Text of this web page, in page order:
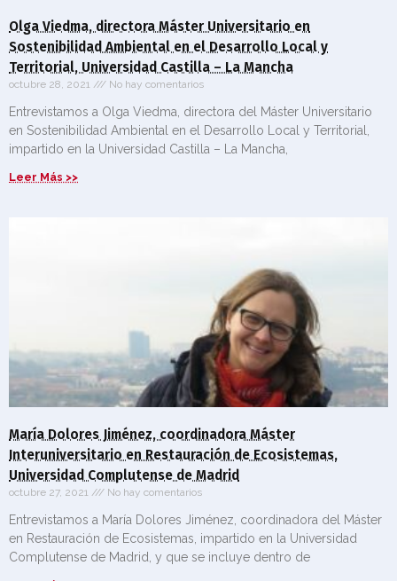
Olga Viedma, directora Máster Universitario en
Sostenibilidad Ambiental en el Desarrollo Local y
Territorial, Universidad Castilla – La Mancha
octubre 28, 2021 No hay comentarios
Entrevistamos a Olga Viedma, directora del Máster Universitario
en Sostenibilidad Ambiental en el Desarrollo Local y Territorial,
impartido en la Universidad Castilla – La Mancha,
Leer Más >>
María Dolores Jiménez, coordinadora Máster
Interuniversitario en Restauración de Ecosistemas,
Universidad Complutense de Madrid
octubre 27, 2021 No hay comentarios
Entrevistamos a María Dolores Jiménez, coordinadora del Máster
en Restauración de Ecosistemas, impartido en la Universidad
Complutense de Madrid, y que se incluye dentro de